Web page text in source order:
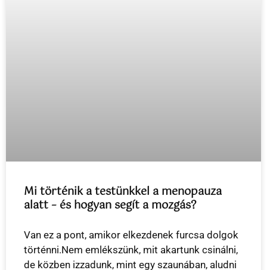
Mi történik a testünkkel a menopauza
alatt – és hogyan segít a mozgás?
Van ez a pont, amikor elkezdenek furcsa dolgok
történni.Nem emlékszünk, mit akartunk csinálni,
de közben izzadunk, mint egy szaunában, aludni